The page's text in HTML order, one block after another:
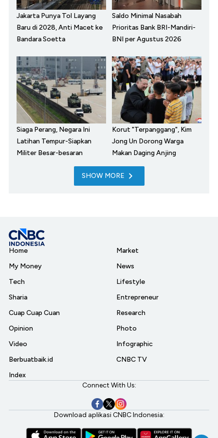
Jakarta Punya Tol Layang
Baru di 2028, Anti Macet ke
Bandara Soetta
Saldo Minimal Nasabah
Prioritas Bank BRI-Mandiri-
BNI per Agustus 2026
Siaga Perang, Negara Ini
Latihan Tempur-Siapkan
Militer Besar-besaran
Korut "Terpanggang", Kim
Jong Un Dorong Warga
Makan Daging Anjing
SHOW MORE
Home
My Money
Tech
Sharia
Cuap Cuap Cuan
Opinion
Video
Berbuatbaik.id
Index
Market
News
Lifestyle
Entrepreneur
Research
Photo
Infographic
CNBC TV
Connect With Us:
Download aplikasi CNBC Indonesia: